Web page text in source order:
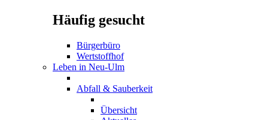
Häufig gesucht
Bürgerbüro
Wertstoffhof
Leben in Neu-Ulm
Abfall & Sauberkeit
Übersicht